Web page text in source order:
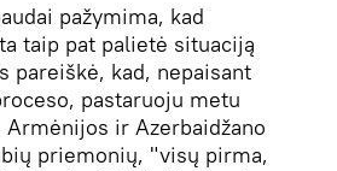
pažymima, kad
taip pat palietė situaciją
pareiškė, kad, nepaisant
pastaruoju metu
ir Azerbaidžano
priemonių, "visų pirma,